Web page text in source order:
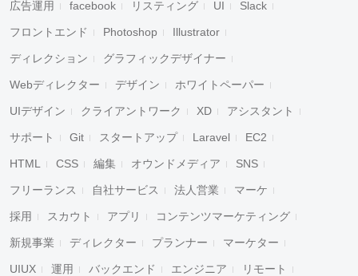
広告運用 facebook リスティング UI Slack
フロントエンド Photoshop Illustrator
ディレクション グラフィックデザイナー
Webディレクター デザイン ホワイトペーパー
UIデザイン クライアントワーク XD アシスタント
サポート Git スタートアップ Laravel EC2
HTML CSS 編集 オウンドメディア SNS
フリーランス 自社サービス 法人営業 マーケ
採用 スカウト アプリ コンテンツマーケティング
新規事業 ディレクター プランナー マーケター
UIUX 運用 バックエンド エンジニア リモート